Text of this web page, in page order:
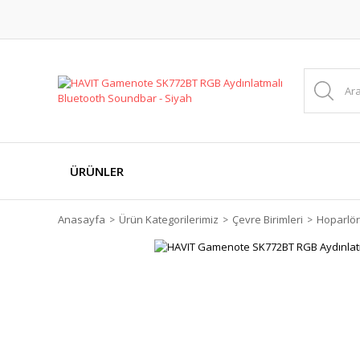
ÜRÜNLER
Anasayfa Ürün Kategorilerimiz Çevre Birimleri Hoparlör